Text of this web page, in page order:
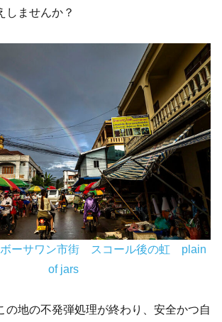
しませんか？
ーサワン市街 スコール後の虹 plain
of jars
の地の不発弾処理が終わり、安全かつ自